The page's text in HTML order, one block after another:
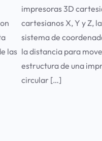
las
impresoras 3D
cartesianos X, Y y Z,
sistema de
la distancia para
estructura de una
circular […]